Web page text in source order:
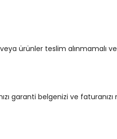
ürünler teslim alınmamalı
garanti belgenizi ve faturanızı